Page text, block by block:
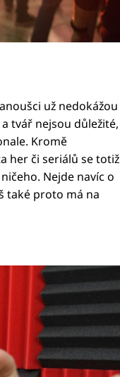
už nedokážou
tvář nejsou důležité,
Kromě
her či seriálů se totiž
Nejde navíc o
také proto má na